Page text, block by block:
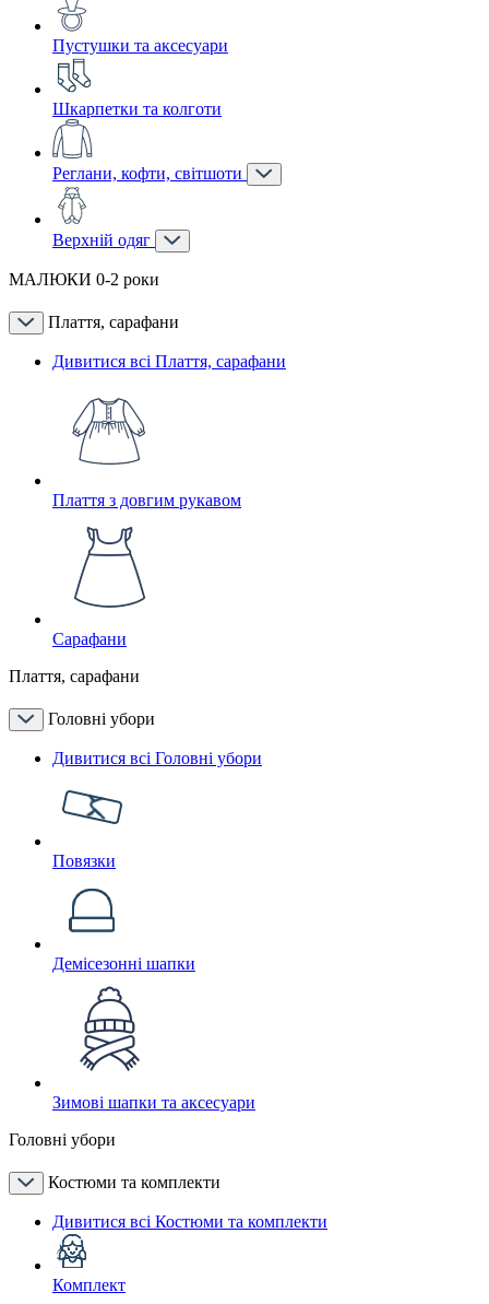
Пустушки та аксесуари
Шкарпетки та колготи
Реглани, кофти, світшоти
Верхній одяг
МАЛЮКИ 0-2 роки
Плаття, сарафани
Дивитися всі Плаття, сарафани
Плаття з довгим рукавом
Сарафани
Плаття, сарафани
Головні убори
Дивитися всі Головні убори
Повязки
Демісезонні шапки
Зимові шапки та аксесуари
Головні убори
Костюми та комплекти
Дивитися всі Костюми та комплекти
Комплект